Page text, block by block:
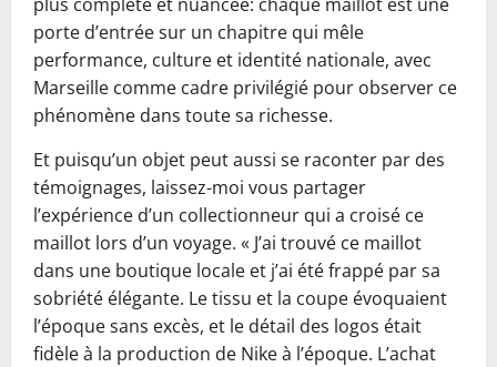
porte d’entrée sur un chapitre qui mêle
performance, culture et identité nationale, avec
Marseille comme cadre privilégié pour observer ce
phénomène dans toute sa richesse.
Et puisqu’un objet peut aussi se raconter par des
témoignages, laissez-moi vous partager
l’expérience d’un collectionneur qui a croisé ce
maillot lors d’un voyage. « J’ai trouvé ce maillot
dans une boutique locale et j’ai été frappé par sa
sobriété élégante. Le tissu et la coupe évoquaient
l’époque sans excès, et le détail des logos était
fidèle à la production de Nike à l’époque. L’achat